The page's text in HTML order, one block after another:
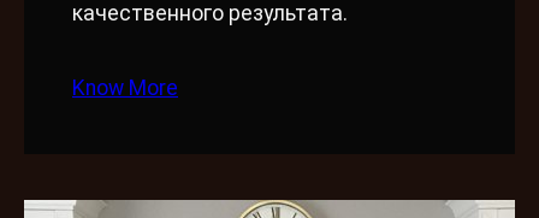
качественного результата.
Know More